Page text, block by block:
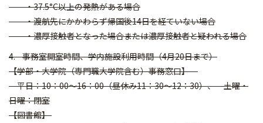
・37.5°C以上の発熱がある場合
・渡航先にかかわらず帰国後14日を経ていない場合
・濃厚接触者となった場合または濃厚接触者と疑われる場合
4. 事務室開室時間、学内施設利用時間（4月20日まで）
【学部・大学院（専門職大学院含む）事務窓口】
平日：10：00～16：00（昼休み11：30～12：30）、 土曜・
日曜：閉室
【図書館】